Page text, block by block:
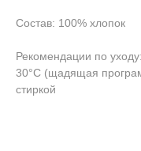
Состав: 100% хлопок
Рекомендации по
30°C (щадящая
стиркой